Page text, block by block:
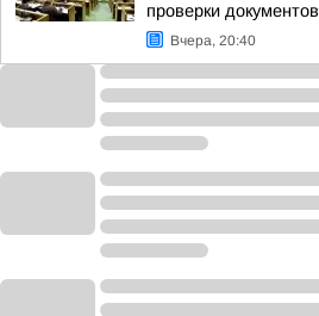
проверки документов
Вчера, 20:40